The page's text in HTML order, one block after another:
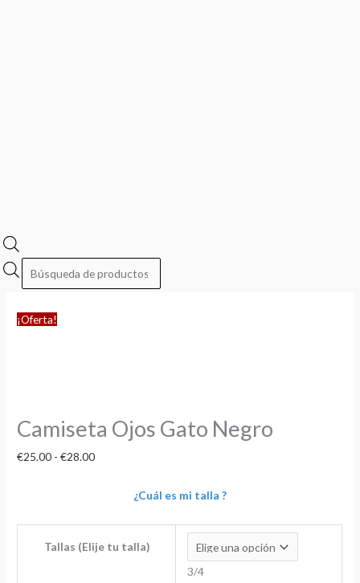
¡Oferta!
Camiseta Ojos Gato Negro
€25.00 - €28.00
¿Cuál es mi talla ?
Tallas (Elije tu talla)
3/4